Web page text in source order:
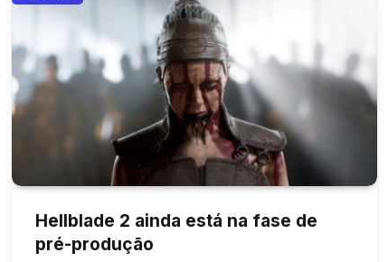
Hellblade 2 ainda está na fase de
pré-produção